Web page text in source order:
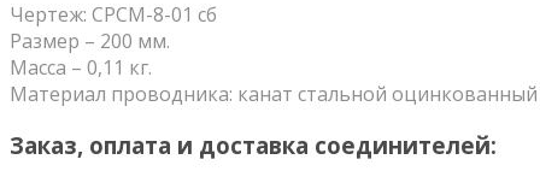
Чертеж: СРСМ-8-01 сб
Размер – 200 мм.
Масса – 0,11 кг.
Материал проводника: канат стальной
Заказ, оплата и доставка соединителей: